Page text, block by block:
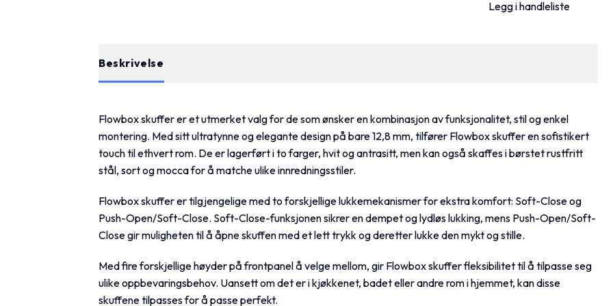
Legg i handleliste
Beskrivelse
Flowbox skuffer er et utmerket valg for de som ønsker en kombinasjon av funksjonalitet, stil og enkel
montering. Med sitt ultratynne og elegante design på bare 12,8 mm, tilfører Flowbox skuffer en sofistikert
touch til ethvert rom. De er lagerført i to farger, hvit og antrasitt, men kan også skaffes i børstet rustfritt
stål, sort og mocca for å matche ulike innredningsstiler.
Flowbox skuffer er tilgjengelige med to forskjellige lukkemekanismer for ekstra komfort: Soft-Close og
Push-Open/Soft-Close. Soft-Close-funksjonen sikrer en dempet og lydløs lukking, mens Push-Open/Soft-
Close gir muligheten til å åpne skuffen med et lett trykk og deretter lukke den mykt og stille.
Med fire forskjellige høyder på frontpanel å velge mellom, gir Flowbox skuffer fleksibilitet til å tilpasse seg
ulike oppbevaringsbehov. Uansett om det er i kjøkkenet, badet eller andre rom i hjemmet, kan disse
skuffene tilpasses for å passe perfekt.